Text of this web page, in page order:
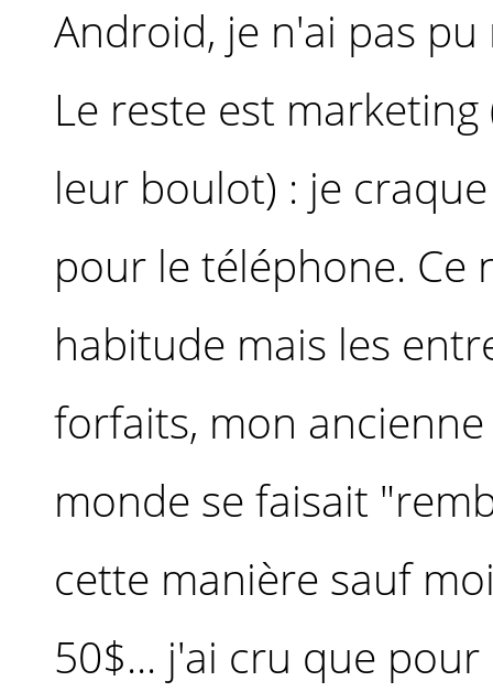
Android, je n'ai pas pu
Le reste est
leur boulot) : je
pour le téléphone. Ce
habitude mais les
forfaits, mon
monde se faisait
cette manière sauf
50$... j'ai cru que